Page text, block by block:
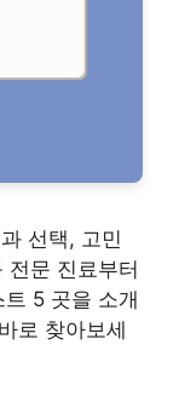
선택, 고민
전문 진료부터
5 곳을 소개
로 찾아보세